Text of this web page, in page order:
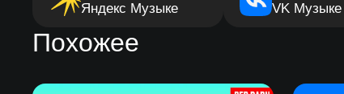
Яндекс Музыке VK Музыке
Похожее